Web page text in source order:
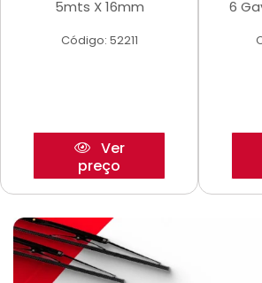
5mts X 16mm
Código: 52211
Ver
preço
6